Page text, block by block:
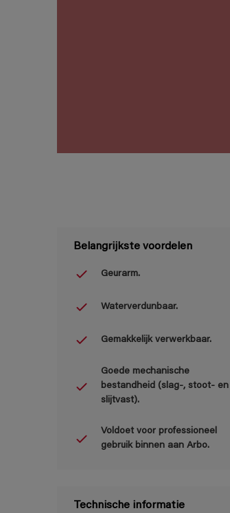
Belangrijkste voordelen
Geurarm.
Waterverdunbaar.
Gemakkelijk verwerkbaar.
Goede mechanische
bestandheid (slag-, stoot- en
slijtvast).
Voldoet voor professioneel
gebruik binnen aan Arbo.
Technische informatie